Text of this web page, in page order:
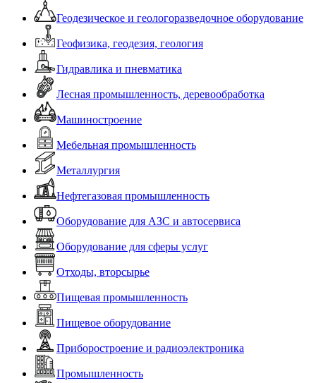
Геодезическое и геологоразведочное оборудование
Геофизика, геодезия, геология
Гидравлика и пневматика
Лесная промышленность, деревообработка
Машиностроение
Мебельная промышленность
Металлургия
Нефтегазовая промышленность
Оборудование для АЗС и автосервиса
Оборудование для сферы услуг
Отходы, вторсырье
Пищевая промышленность
Пищевое оборудование
Приборостроение и радиоэлектроника
Промышленность